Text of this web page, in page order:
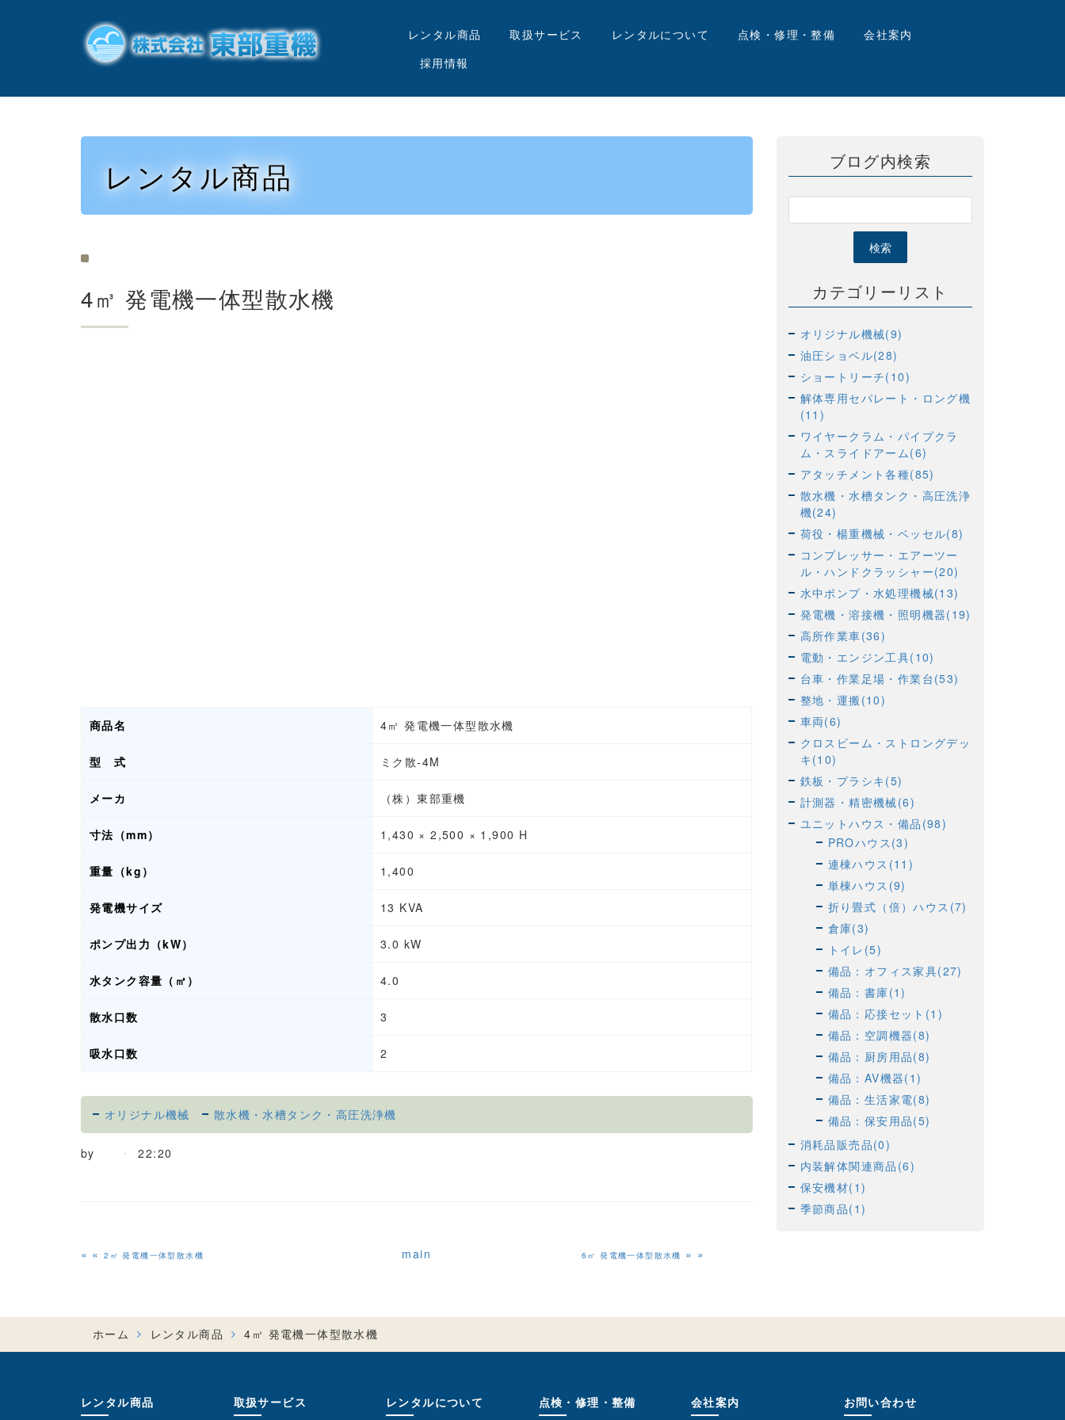
レンタル商品 取扱サービス レンタルについて 点検・修理・整備
会社案内
採用情報
レンタル商品
4㎥ 発電機一体型散水機
商品名 4㎥ 発電機一体型散水機
型 式 ミク散-4M
メーカ （株）東部重機
寸法（mm） 1,430 × 2,500 × 1,900 H
重量（kg） 1,400
発電機サイズ 13 KVA
ポンプ出力（kW） 3.0 kW
水タンク容量（㎥） 4.0
散水口数 3
吸水口数 2
オリジナル機械 散水機・水槽タンク・高圧洗浄機
by 22:20
«2㎥ 発電機一体型散水機 main 6㎥ 発電機一体型散水機 »
ブログ内検索
カテゴリーリスト
オリジナル機械(9)
油圧ショベル(28)
ショートリーチ(10)
解体専用セパレート・ロング機
(11)
ワイヤークラム・パイプクラ
ム・スライドアーム(6)
アタッチメント各種(85)
散水機・水槽タンク・高圧洗浄
機(24)
荷役・楊重機械・ベッセル(8)
コンプレッサー・エアーツー
ル・ハンドクラッシャー(20)
水中ポンプ・水処理機械(13)
発電機・溶接機・照明機器(19)
高所作業車(36)
電動・エンジン工具(10)
台車・作業足場・作業台(53)
整地・運搬(10)
車両(6)
クロスビーム・ストロングデッ
キ(10)
鉄板・プラシキ(5)
計測器・精密機械(6)
ユニットハウス・備品(98)
PROハウス(3)
連棟ハウス(11)
単棟ハウス(9)
折り畳式（倍）ハウス(7)
倉庫(3)
トイレ(5)
備品：オフィス家具(27)
備品：書庫(1)
備品：応接セット(1)
備品：空調機器(8)
備品：厨房用品(8)
備品：AV機器(1)
備品：生活家電(8)
備品：保安用品(5)
消耗品販売品(0)
内装解体関連商品(6)
保安機材(1)
季節商品(1)
ホーム レンタル商品 4㎥ 発電機一体型散水機
レンタル商品 取扱サービス レンタルについて 点検・修理・整備 会社案内 お問い合わせ